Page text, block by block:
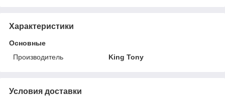
Характеристики
Основные
Производитель
King Tony
Условия доставки